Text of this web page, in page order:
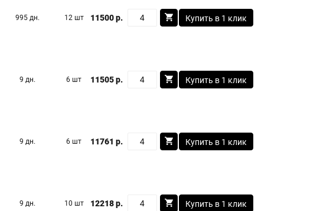
995 дн. 12 шт 11500 р. Купить в 1 клик
9 дн. 6 шт 11505 р. Купить в 1 клик
9 дн. 6 шт 11761 р. Купить в 1 клик
9 дн. 10 шт 12218 р. Купить в 1 клик